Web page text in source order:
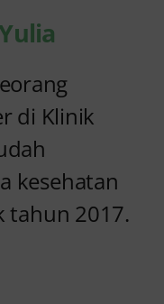
di Klinik
kesehatan
tahun 2017.
Anyang